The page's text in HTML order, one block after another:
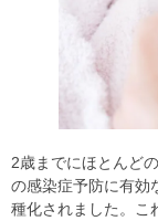
2歳までにほとんど
の感染症予防に有効
種化されました。こ